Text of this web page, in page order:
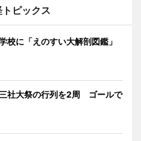
ピックス
校に「えのすい大解剖図鑑」
社大祭の行列を2周 ゴールで